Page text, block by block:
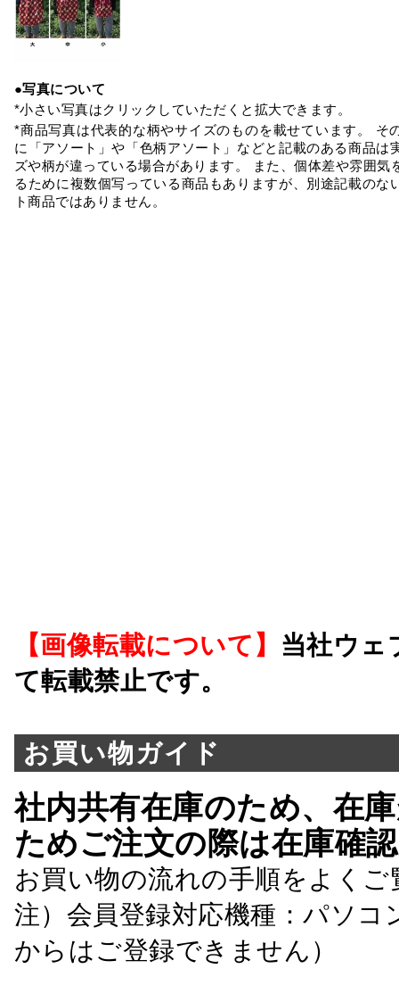
●写真について
*小さい写真はクリックしていただくと拡大できます。
*商品写真は代表的な柄やサイズのものを載せています。 そ
に「アソート」や「色柄アソート」などと記載のある商品は
ズや柄が違っている場合があります。 また、個体差や雰囲気
るために複数個写っている商品もありますが、別途記載のな
ト商品ではありません。
【画像転載について】 当社ウェ
て転載禁止です。
お買い物ガイド
社内共有在庫のため、在
ためご注文の際は在庫確
お買い物の流れの手順をよくご
注）会員登録対応機種：パソ
からはご登録できません）